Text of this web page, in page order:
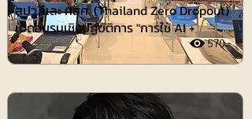
สปว. และ กสศ. (Thailand Zero Dropout)
เปิดอบรมเชิงปฏิบัติการ "การใช้ AI +
570